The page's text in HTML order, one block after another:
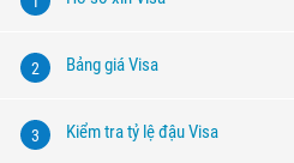
2 Bảng giá Visa
3 Kiểm tra tỷ lệ đậu Visa